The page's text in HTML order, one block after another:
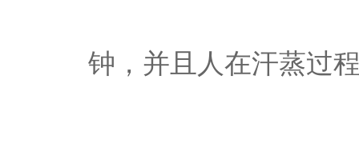
钟，并且人在汗蒸过